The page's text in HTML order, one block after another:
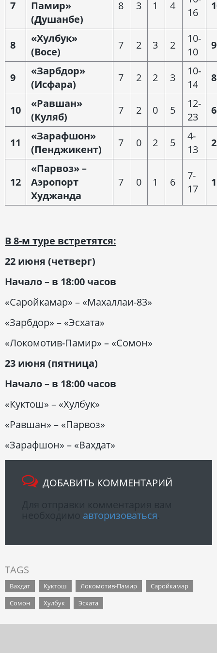
7
Памир»
(Душанбе)
8 3 1 4
16
8
«Хулбук»
(Восе)
7 2 3 2
10-
10
9
9
«Зарбдор»
(Исфара)
7 2 2 3
10-
14
8
10
«Равшан»
(Куляб)
7 2 0 5
12-
23
6
11
«Зарафшон»
(Пенджикент)
7 0 2 5
4-
13
2
12
«Парвоз» –
Аэропорт
Худжанда
7 0 1 6
7-
17
1
В 8-м туре встретятся:
22 июня (четверг)
Начало – в 18:00 часов
«Саройкамар» – «Махаллаи-83»
«Зарбдор» – «Эсхата»
«Локомотив-Памир» – «Сомон»
23 июня (пятница)
Начало – в 18:00 часов
«Куктош» – «Хулбук»
«Равшан» – «Парвоз»
«Зарафшон» – «Вахдат»
ДОБАВИТЬ КОММЕНТАРИЙ
авторизоваться
TAGS
Вахдат Куктош Локомотив-Памир
Саройкамар
Сомон
Хулбук Эсхата